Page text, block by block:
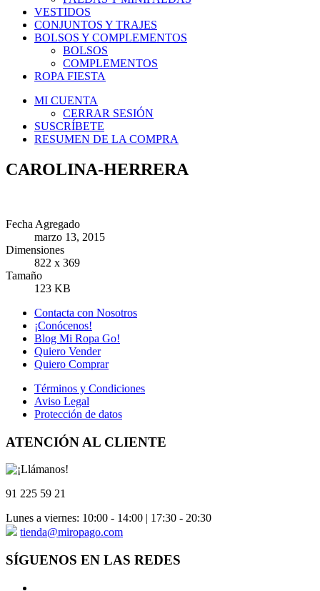
VESTIDOS
CONJUNTOS Y TRAJES
BOLSOS Y COMPLEMENTOS
BOLSOS
COMPLEMENTOS
ROPA FIESTA
MI CUENTA
CERRAR SESIÓN
SUSCRÍBETE
RESUMEN DE LA COMPRA
CAROLINA-HERRERA
Fecha Agregado
marzo 13, 2015
Dimensiones
822 x 369
Tamaño
123 KB
Contacta con Nosotros
¡Conócenos!
Blog Mi Ropa Go!
Quiero Vender
Quiero Comprar
Términos y Condiciones
Aviso Legal
Protección de datos
ATENCIÓN AL CLIENTE
91 225 59 21
Lunes a viernes: 10:00 - 14:00 | 17:30 - 20:30
tienda@miropago.com
SÍGUENOS EN LAS REDES